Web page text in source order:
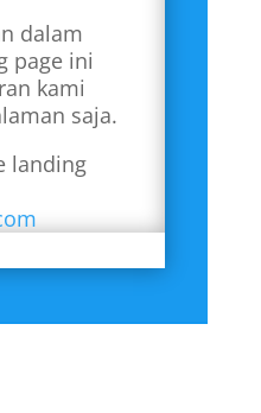
dalam
page ini
kami
saja.
landing